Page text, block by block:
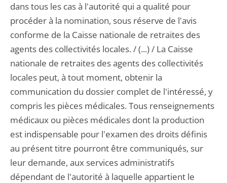
dans tous les cas à l'autorité qui a qualité pour
procéder à la nomination, sous réserve de l'avis
conforme de la Caisse nationale de retraites des
agents des collectivités locales. / (...) / La Caisse
nationale de retraites des agents des collectivités
locales peut, à tout moment, obtenir la
communication du dossier complet de l'intéressé, y
compris les pièces médicales. Tous renseignements
médicaux ou pièces médicales dont la production
est indispensable pour l'examen des droits définis
au présent titre pourront être communiqués, sur
leur demande, aux services administratifs
dépendant de l'autorité à laquelle appartient le